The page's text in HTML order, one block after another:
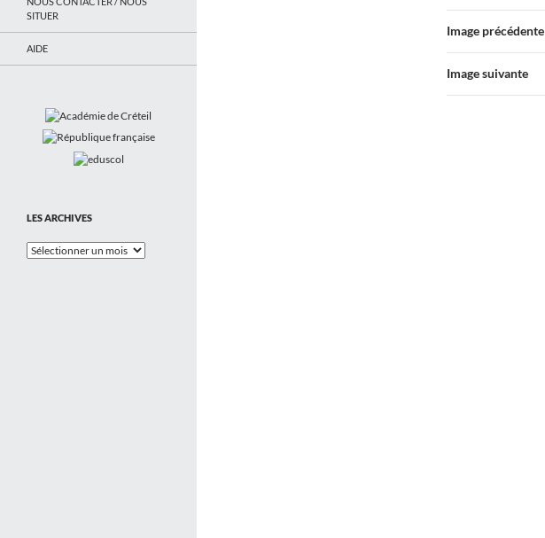
Image précédente
Image suivante
SITUER
AIDE
LES ARCHIVES
Les